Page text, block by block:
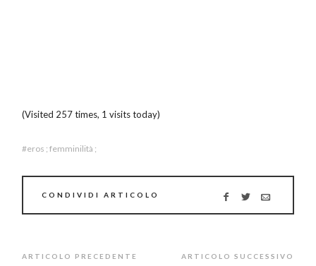
(Visited 257 times, 1 visits today)
eros ; femminilità ;
CONDIVIDI ARTICOLO
ARTICOLO PRECEDENTE ARTICOLO SUCCESSIVO